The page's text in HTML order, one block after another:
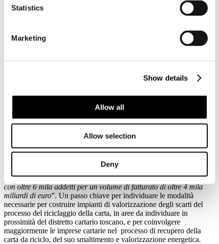
Statistics
Marketing
Show details
Allow all
Allow selection
Deny
Eventi e news
UN NUOVO PIANO DI RECUPERO DEI
DELLE AZIENDE E DELLA
Pubblicato: 04 Dicembre 2015
Firenze, 2 dicembre 21015- Sì a maggioranza alla mozione per il
recupero dei rifiuti. “Dal punto di vista economico è uno dei distretti
più importanti del sistema in Italia
Consiglio regionale Marco Stella (Forza Italia), che ha presentato e
illustrato in Aula la mozione –sono oltre 100 le imprese coinvolte
con oltre 6 mila addetti per un volume di fatturato di oltre 4 mila
miliardi di euro”. Un passo chiave per individuare le modalità
necessarie per costruire impianti di valorizzazione degli scarti del
processo del riciclaggio della carta, in aree da individuare in
prossimità del distretto cartario toscano, e per coinvolgere
maggiormente le imprese cartarie nel processo di recupero della
carta da riciclo, del suo smaltimento e valorizzazione energetica.